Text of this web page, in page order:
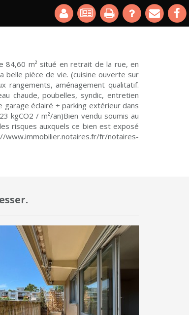
84,60 m² situé en retrait de la rue, en
belle pièce de vie. (cuisine ouverte sur
rangements, aménagement qualitatif.
chaude, poubelles, syndic, entretien
éclairé + parking extérieur dans
kgCO2 / m²/an)Bien vendu soumis au
risques auxquels ce bien est exposé
www.immobilier.notaires.fr/fr/notaires-